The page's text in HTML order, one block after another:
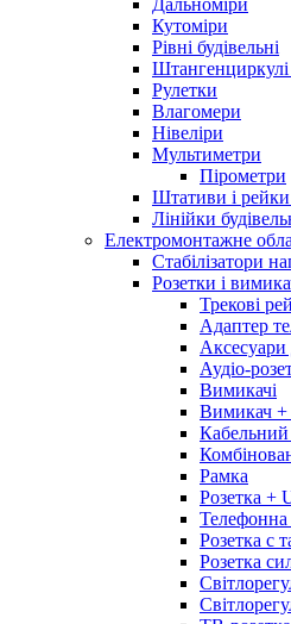
Дальноміри
Кутоміри
Рівні будівельні
Штангенциркулі
Рулетки
Влагомери
Нівеліри
Мультиметри
Пірометри
Штативи і рейки
Лінійки
Електромонтажне
Стабілізатори
Розетки і
Трекові
Адаптер
Аксесуари
Аудіо-
Вимикачі
Вимикач +
Кабельний
Рамка
Розетка +
Телефонна
Розетка с
Розетка